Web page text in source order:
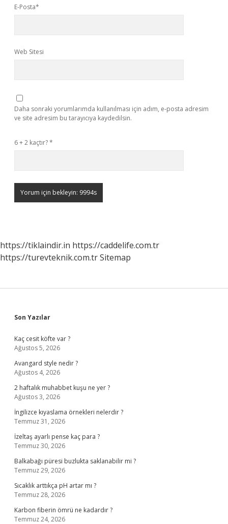
E-Posta*
Web Sitesi
Daha sonraki yorumlarımda kullanılması için adım, e-posta adresim
ve site adresim bu tarayıcıya kaydedilsin.
6 + 2 kaçtır?*
https://tiklaindir.in https://caddelife.com.tr
https://turevteknik.com.trSitemap
Sidebar
Son Yazılar
Kaç cesit köfte var ?
Ağustos 5, 2026
Avangard style nedir ?
Ağustos 4, 2026
2 haftalık muhabbet kuşu ne yer ?
Ağustos 3, 2026
İngilizce kıyaslama örnekleri nelerdir ?
Temmuz 31, 2026
İzeltaş ayarlı pense kaç para ?
Temmuz 30, 2026
Balkabağı püresi buzlukta saklanabilir mi ?
Temmuz 29, 2026
Sıcaklık arttıkça pH artar mı ?
Temmuz 28, 2026
Karbon fiberin ömrü ne kadardır ?
Temmuz 24, 2026